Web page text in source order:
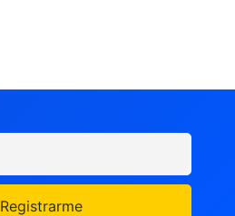
Registrarme